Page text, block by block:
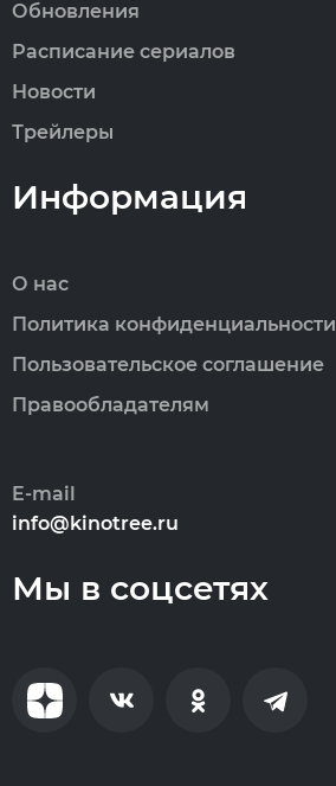
Обновления
Расписание сериалов
Новости
Трейлеры
Информация
О нас
Политика конфиденциальности
Пользовательское соглашение
Правообладателям
E-mail
info@kinotree.ru
Мы в соцсетях